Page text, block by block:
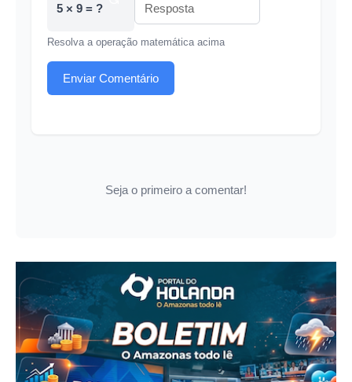
5 × 9 = ?
Resolva a operação matemática acima
Enviar Comentário
Seja o primeiro a comentar!